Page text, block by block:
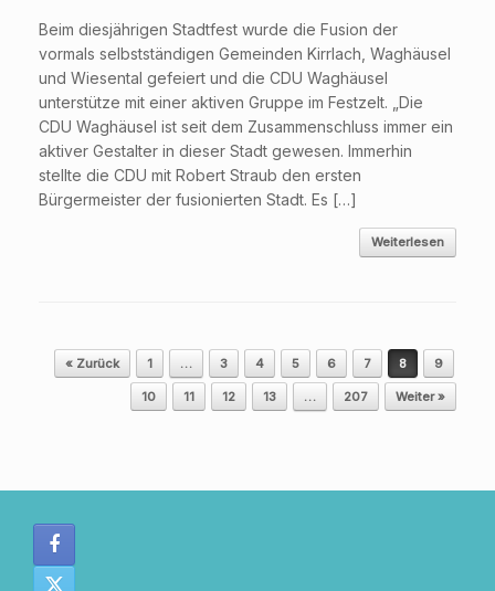
Beim diesjährigen Stadtfest wurde die Fusion der
vormals selbstständigen Gemeinden Kirrlach, Waghäusel
und Wiesental gefeiert und die CDU Waghäusel
unterstütze mit einer aktiven Gruppe im Festzelt. „Die
CDU Waghäusel ist seit dem Zusammenschluss immer ein
aktiver Gestalter in dieser Stadt gewesen. Immerhin
stellte die CDU mit Robert Straub den ersten
Bürgermeister der fusionierten Stadt. Es […]
Weiterlesen
Beitragsnavigation
« Zurück 1 … 3 4 5 6 7 8 9
10 11 12 13 … 207 Weiter »